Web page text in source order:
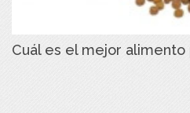
Cuál es el mejor alimento